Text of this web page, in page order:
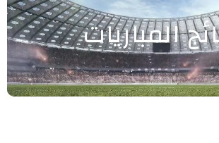
المباريات